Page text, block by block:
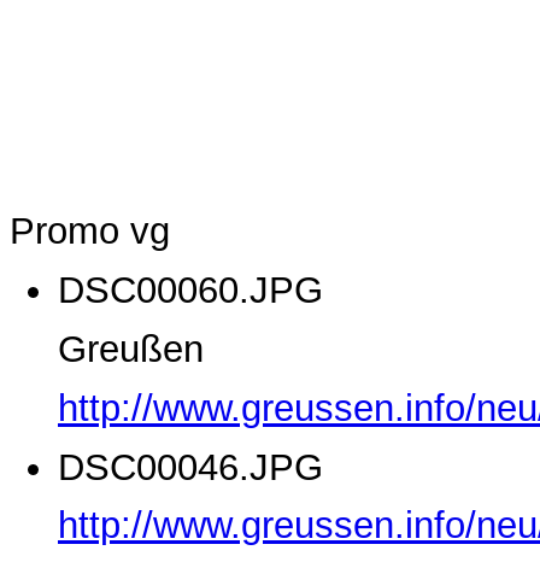
Promo vg
DSC00060.JPG
Greußen
http://www.greussen.info/
DSC00046.JPG
http://www.greussen.info/